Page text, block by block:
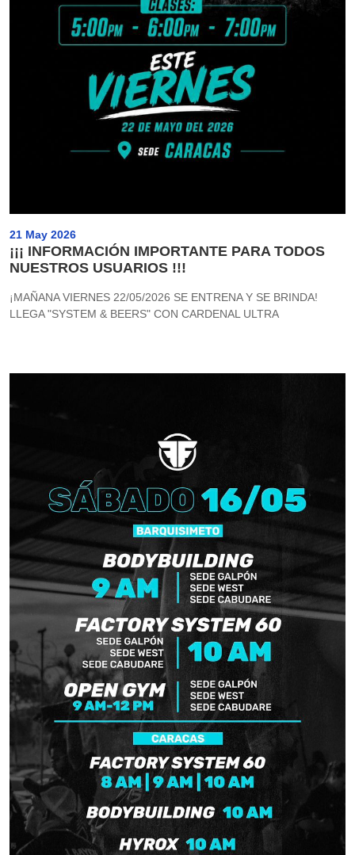
21 May 2026
¡¡¡ INFORMACIÓN IMPORTANTE PARA TODOS
NUESTROS USUARIOS !!!
¡MAÑANA VIERNES 22/05/2026 SE ENTRENA Y SE BRINDA!
LLEGA "SYSTEM & BEERS" CON CARDENAL ULTRA